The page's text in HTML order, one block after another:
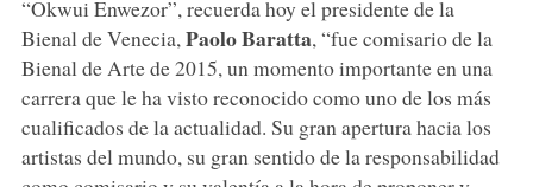
“Okwui Enwezor”, recuerda hoy el presidente de la
Bienal de Venecia, Paolo Baratta, “fue comisario de la
Bienal de Arte de 2015, un momento importante en una
carrera que le ha visto reconocido como uno de los más
cualificados de la actualidad. Su gran apertura hacia los
artistas del mundo, su gran sentido de la responsabilidad